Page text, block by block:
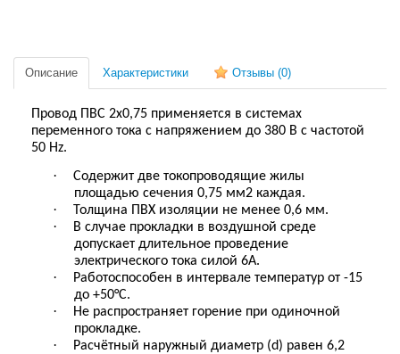
Описание Характеристики Отзывы (0)
Провод ПВС 2х0,75 применяется в системах
переменного тока с напряжением до 380 В с частотой
50 Hz.
·
Содержит две токопроводящие жилы
площадью сечения 0,75 мм2 каждая.
· Толщина ПВХ изоляции не менее 0,6 мм.
·
В случае прокладки в воздушной среде
допускает длительное проведение
электрического тока силой 6А.
·
Работоспособен в интервале температур от -15
до +50°C.
·
Не распространяет горение при одиночной
прокладке.
·
Расчётный наружный диаметр (d) равен 6,2